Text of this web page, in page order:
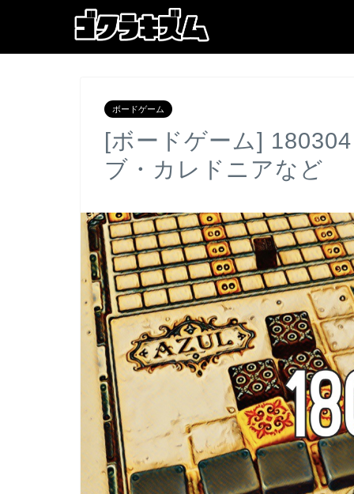
ボードゲーム
[ボードゲーム]
ブ・カレドニアなど